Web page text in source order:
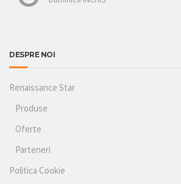
DESPRE NOI
Renaissance Star
Produse
Oferte
Parteneri
Politica Cookie